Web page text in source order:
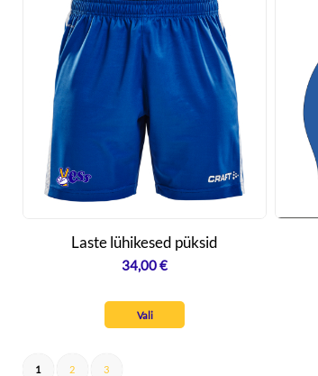
Laste lühikesed püksid
34,00€
Vali
1 2 3